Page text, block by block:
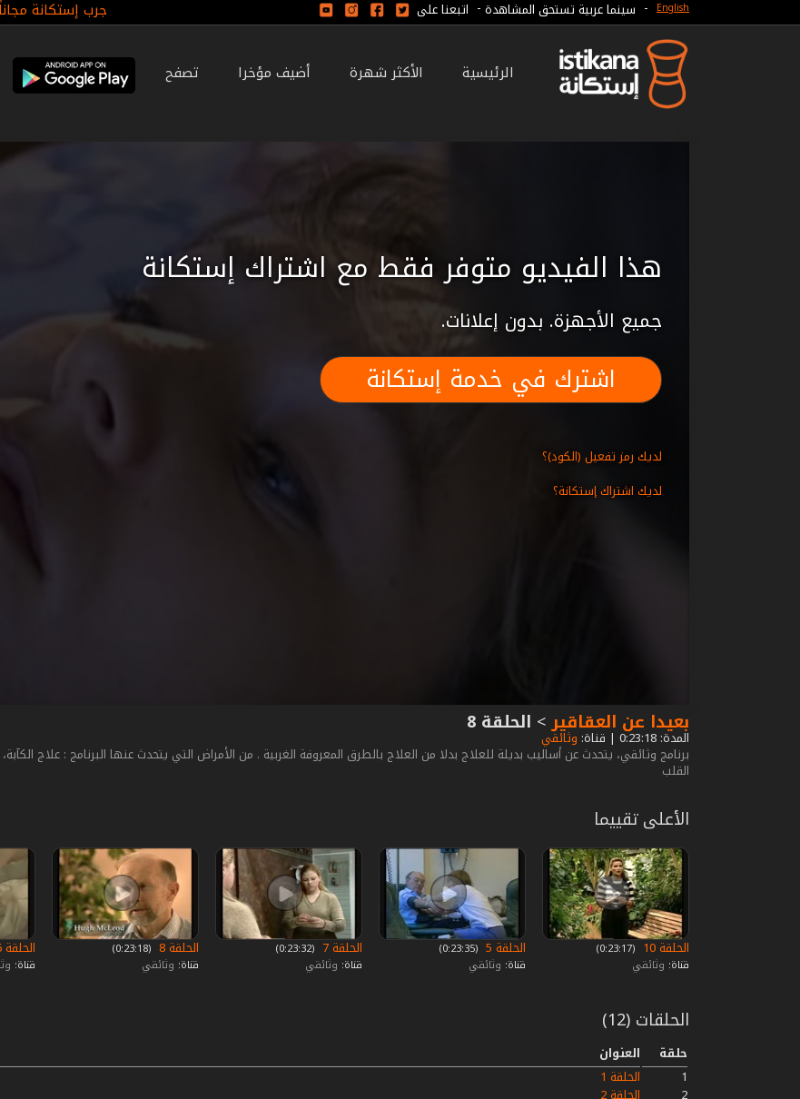
جرب إستكانة English
- سينما عربية تستحق المشاهدة - اتبعنا على
الرئيسية الأكثر شهرة أضيف مؤخرا تصفح
هذا الفيديو متوفر فقط مع اشتراك إستكانة
جميع الأجهزة. بدون إعلانات.
اشترك في خدمة إستكانة
لديك رمز تفعيل (الكود)؟
لديك اشتراك إستكانة؟
بعيدا عن العقاقير> الحلقة 8
المدة: 0:23:18 | قناة: وثائقي
برنامج وثائقي، يتحدث عن أساليب بديلة للعلاج بدلا من العلاج بالطرق المعروفة الغربية . من الأمراض التي يتحدث عنها البرنامج : علاج
القلب
الأعلى تقييما
الحلقة 10
‏ (0:23:17)
قناة: وثائقي
الحلقة 5
‏ (0:23:35)
قناة: وثائقي
الحلقة 7
‏ (0:23:32)
قناة: وثائقي
الحلقة 8
‏ (0:23:18)
قناة: وثائقي
الحلقة 6
قناة:
الحلقات (12)
حلقة العنوان
1
الحلقة 1